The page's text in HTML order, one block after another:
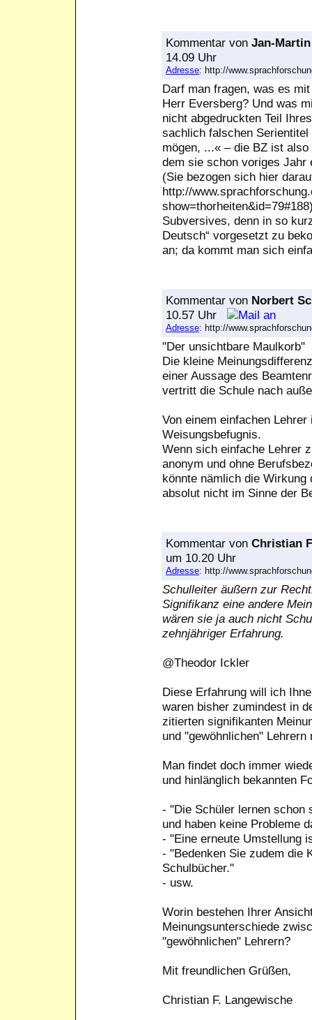
Kommentar von Jan-
14.09 Uhr
Adresse: http://
Darf man fragen, was es
Herr Eversberg? Und was
nicht abgedruckten Teil
sachlich falschen
mögen, ...« – die BZ ist
dem sie schon voriges Jahr
(Sie bezogen sich hier
http://
Subversives, denn in so
Deutsch“ vorgesetzt zu
an; da kommt man sich
Kommentar von Norbert
10.57 Uhr
Adresse: http://
"Der unsichtbare Maulkorb"
Die kleine
einer Aussage des
vertritt die Schule nach
Von einem einfachen
Weisungsbefugnis.
Wenn sich einfache Lehrer
anonym und ohne
könnte nämlich die
absolut nicht im Sinne der
Kommentar von Christian
um 10.20 Uhr
Adresse: http://
Schulleiter äußern zur
Signifikanz eine andere
wären sie ja auch nicht
zehnjähriger Erfahrung.
@Theodor Ickler
Diese Erfahrung will ich
waren bisher zumindest in
zitierten signifikanten
und "gewöhnlichen"
Man findet doch immer
und hinlänglich bekannten
- "Die Schüler lernen schon
und haben keine Probleme
- "Eine erneute Umstellung
- "Bedenken Sie zudem die
Schulbücher."
- usw.
Worin bestehen Ihrer
Meinungsunterschiede
"gewöhnlichen" Lehrern?
Mit freundlichen Grüßen,
Christian F. Langewische